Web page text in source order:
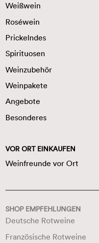
Weißwein
Roséwein
Prickelndes
Spirituosen
Weinzubehör
Weinpakete
Angebote
Besonderes
VOR ORT EINKAUFEN
Weinfreunde vor Ort
SHOP EMPFEHLUNGEN
Deutsche Rotweine
Französische Rotweine